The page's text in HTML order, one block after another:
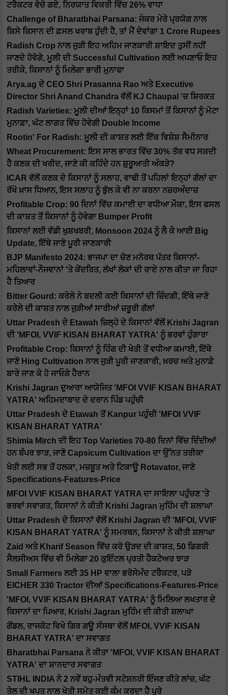
ਟਰੈਕਟਰ ਵੇਚੇ ਗਏ, ਨਿਰਯਾਤ ਵਿਕਰੀ ਵਿੱਚ 26% ਵਾਧਾ
Challenge of Bharatbhai Parsana: ਜੇਕਰ ਮੇਰੇ ਪ੍ਰਯੋਗ ਨਾਲ
ਕਿਸੇ ਕਿਸਾਨ ਦੀ ਫ਼ਸਲ ਖਰਾਬ ਹੁੰਦੀ ਹੈ, ਤਾਂ ਮੈਂ ਦੇਵਾਂਗਾ 1 Crore Rupees
Radish Crop ਨਾਲ ਜੁੜੀ ਇਹ ਅਹਿਮ ਜਾਣਕਾਰੀ ਸ਼ਾਇਦ ਤੁਸੀਂ ਨਹੀਂ
ਜਾਣਦੇ ਹੋਵੋਗੇ, ਮੂਲੀ ਦੀ Successful Cultivation ਲਈ ਅਪਣਾਓ ਇਹ
ਤਰੀਕੇ, ਕਿਸਾਨਾਂ ਨੂੰ ਮਿਲੇਗਾ ਭਾਰੀ ਮੁਨਾਫਾ
Arya.ag ਦੇ CEO Shri Prasanna Rao ਅਤੇ Executive
Director Shri Anand Chandra ਵੱਲੋਂ KJ Chaupal 'ਚ ਸ਼ਿਰਕਤ
Radish Varieties: ਮੂਲੀ ਦੀਆਂ ਇਨ੍ਹਾਂ 10 ਕਿਸਮਾਂ ਤੋਂ ਕਿਸਾਨਾਂ ਨੂੰ ਮੋਟਾ
ਮੁਨਾਫ਼ਾ, ਘੱਟ ਲਾਗਤ ਵਿੱਚ ਹੋਵੇਗੀ Double Income
Rootin' For Radish: ਮੂਲੀ ਦੀ ਕਾਸ਼ਤ ਲਈ ਇੱਕ ਵਿਸ਼ੇਸ਼ ਸੈਮੀਨਾਰ
Wheat Procurement: ਇਸ ਸਾਲ ਭਾਰਤ ਵਿੱਚ 30% ਤੱਕ ਵਧ ਸਕਦੀ
ਹੈ ਕਣਕ ਦੀ ਖਰੀਦ, ਜਾਣੋ ਕੀ ਕਹਿੰਦੇ ਹਨ ਸ਼ੁਰੂਆਤੀ ਅੰਕੜੇ?
ICAR ਵੱਲੋਂ ਕਣਕ ਦੇ ਕਿਸਾਨਾਂ ਨੂੰ ਸਲਾਹ, ਵਾਢੀ ਤੋਂ ਪਹਿਲਾਂ ਇਨ੍ਹਾਂ ਗੱਲਾਂ ਦਾ
ਰੱਖੋ ਖ਼ਾਸ ਧਿਆਨ, ਇਸ ਸਲਾਹ ਨੂੰ ਭੁੱਲ ਕੇ ਵੀ ਨਾ ਕਰਨਾ ਨਜ਼ਰਅੰਦਾਜ਼
Profitable Crop: 90 ਦਿਨਾਂ ਵਿੱਚ ਕਮਾਈ ਦਾ ਵਧੀਆ ਮੌਕਾ, ਇਸ ਫਸਲ
ਦੀ ਕਾਸ਼ਤ ਤੋਂ ਕਿਸਾਨਾਂ ਨੂੰ ਹੋਵੇਗਾ Bumper Profit
ਕਿਸਾਨਾਂ ਲਈ ਵੱਡੀ ਖੁਸ਼ਖਬਰੀ, Monsoon 2024 ਨੂੰ ਲੈ ਕੇ ਆਈ Big
Update, ਇੱਥੇ ਜਾਣੋ ਪੂਰੀ ਜਾਣਕਾਰੀ
BJP Manifesto 2024: ਭਾਜਪਾ ਦਾ ਚੋਣ ਮਨੋਰਥ ਪੱਤਰ ਕਿਸਾਨਾਂ-
ਮਹਿਲਾਵਾਂ-ਨੌਜਵਾਨਾਂ 'ਤੇ ਕੇਂਦਰਿਤ, ਲੱਖਾਂ ਲੋਕਾਂ ਦੀ ਰਾਏ ਨਾਲ ਕੀਤਾ ਜਾ ਰਿਹਾ
ਹੈ ਤਿਆਰ
Bitter Gourd: ਕਰੇਲੇ ਨੇ ਬਦਲੀ ਕਈ ਕਿਸਾਨਾਂ ਦੀ ਜ਼ਿੰਦਗੀ, ਇੱਥੇ ਜਾਣੋ
ਕਰੇਲੇ ਦੀ ਕਾਸ਼ਤ ਨਾਲ ਜੁੜੀਆਂ ਸਾਰੀਆਂ ਜ਼ਰੂਰੀ ਗੱਲਾਂ
Uttar Pradesh ਦੇ Etawah ਜ਼ਿਲ੍ਹੇ ਦੇ ਕਿਸਾਨਾਂ ਵੱਲੋਂ Krishi Jagran
ਦੀ 'MFOI, VVIF KISAN BHARAT YATRA' ਨੂੰ ਭਰਵਾਂ ਹੁੰਗਾਰਾ
Profitable Crop: ਕਿਸਾਨਾਂ ਨੂੰ ਹਿੰਗ ਦੀ ਖੇਤੀ ਤੋਂ ਵਧੀਆ ਕਮਾਈ, ਇੱਥੇ
ਜਾਣੋ Hing Cultivation ਨਾਲ ਜੁੜੀ ਪੂਰੀ ਜਾਣਕਾਰੀ, ਖ਼ਰਚ ਅਤੇ ਮੁਨਾਫ਼ੇ
ਬਾਰੇ ਜਾਣ ਕੇ ਹੋ ਜਾਓਗੇ ਹੈਰਾਨ
Krishi Jagran ਦੁਆਰਾ ਆਯੋਜਿਤ 'MFOI VVIF KISAN BHARAT
YATRA' ਅਹਿਮਦਾਬਾਦ ਦੇ ਦਰਾਨ ਪਿੰਡ ਪਹੁੰਚੀ
Uttar Pradesh ਦੇ Etawah ਤੋਂ Kanpur ਪਹੁੰਚੀ 'MFOI VVIF
KISAN BHARAT YATRA'
Shimla Mirch ਦੀ ਇਹ Top Varieties 70-80 ਦਿਨਾਂ ਵਿੱਚ ਦਿੰਦੀਆਂ
ਹਨ ਬੰਪਰ ਝਾੜ, ਜਾਣੋ Capsicum Cultivation ਦਾ ਉੱਨਤ ਤਰੀਕਾ
ਖੇਤੀ ਲਈ ਸਭ ਤੋਂ ਹਲਕਾ, ਮਜ਼ਬੂਤ ​​ਅਤੇ ਟਿਕਾਊ Rotavator, ਜਾਣੋ
Specifications-Features-Price
MFOI VVIF KISAN BHARAT YATRA ਦਾ ਸਾਇਲਾ ਪਹੁੰਚਣ 'ਤੇ
ਭਰਵਾਂ ਸਵਾਗਤ, ਕਿਸਾਨਾਂ ਨੇ ਕੀਤੀ Krishi Jagran ਮੁਹਿੰਮ ਦੀ ਸ਼ਲਾਘਾ
Uttar Pradesh ਦੇ ਕਿਸਾਨਾਂ ਵੱਲੋਂ Krishi Jagran ਦੀ 'MFOI, VVIF
KISAN BHARAT YATRA' ਨੂੰ ਸਮਰਥਨ, ਕਿਸਾਨਾਂ ਨੇ ਕੀਤੀ ਸ਼ਲਾਘਾ
Zaid ਅਤੇ Kharif Season ਵਿੱਚ ਕਰੋ ਉੜਦ ਦੀ ਕਾਸ਼ਤ, 50 ਡਿਗਰੀ
ਸੈਲਸੀਅਸ ਵਿੱਚ ਵੀ ਮਿਲੇਗਾ 20 ਕੁਇੰਟਲ ਪ੍ਰਤੀ ਹੈਕਟੇਅਰ ਝਾੜ
Small Farmers ਲਈ 35 HP ਵਾਲਾ ਭਰੋਸੇਮੰਦ ਟਰੈਕਟਰ, ਪੜੋ
EICHER 330 Tractor ਦੀਆਂ Specifications-Features-Price
'MFOI, VVIF KISAN BHARAT YATRA' ਨੂੰ ਮਿਲਿਆ ਲਖਤਾਰ ਦੇ
ਕਿਸਾਨਾਂ ਦਾ ਪਿਆਰ, Krishi Jagran ਮੁਹਿੰਮ ਦੀ ਕੀਤੀ ਸ਼ਲਾਘਾ
ਗੋਂਡਲ, ਰਾਜਕੋਟ ਵਿਖੇ ਗਿਰ ਗਊ ਸੰਸਥਾ ਵੱਲੋਂ MFOI, VVIF KISAN
BHARAT YATRA' ਦਾ ਸਵਾਗਤ
Bharatbhai Parsana ਨੇ ਕੀਤਾ 'MFOI, VVIF KISAN BHARAT
YATRA' ਦਾ ਸ਼ਾਨਦਾਰ ਸਵਾਗਤ
STIHL INDIA ਨੇ 2 ਨਵੇਂ ਬਹੁ-ਮੰਤਵੀ ਸਟੇਸ਼ਨਰੀ ਇੰਜਣ ਕੀਤੇ ਲਾਂਚ, ਘੱਟ
ਤੇਲ ਦੀ ਖਪਤ ਨਾਲ ਖੇਤੀ ਸਮੇਤ ਕਈ ਕੰਮ ਕਰਦਾ ਹੈ ਪੂਰੇ